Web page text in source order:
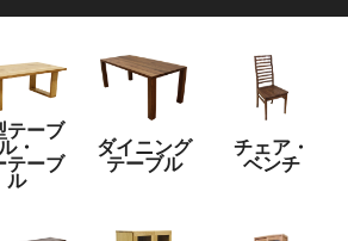
テーブ
ル・
テーブ
ル
ダイニング
テーブル
チェア・
ベンチ